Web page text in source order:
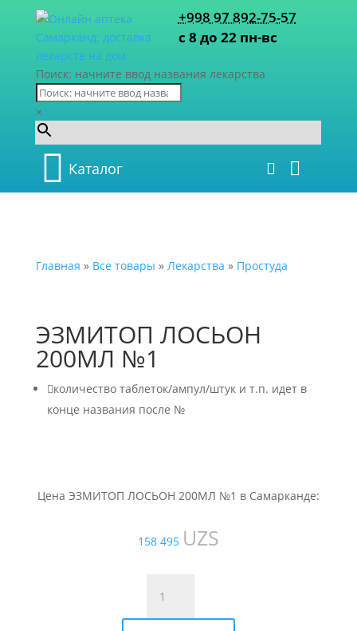
+998 97 892-75-57
с 8 до 22 пн-вс
Поиск: начните ввод названия лекарства
×
Каталог
Главная » Все товары » Лекарства » Простуда
ЭЗМИТОП ЛОСЬОН
200МЛ №1
количество таблеток/ампул/штук и т.п. идет в
конце названия после №
Цена ЭЗМИТОП ЛОСЬОН 200МЛ №1 в Самарканде:
158 495 UZS
товара
ЭЗМИТОП